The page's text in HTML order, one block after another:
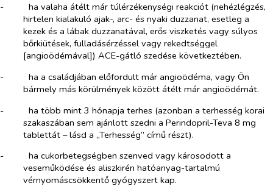
-​
ha valaha átélt már túlérzékenységi reakciót (nehézlégzés,
hirtelen kialakuló ajak-, arc- és nyaki duzzanat, esetleg a
kezek és a lábak duzzanatával, erős viszketés vagy súlyos
bőrkiütések, fulladásérzéssel vagy rekedtséggel
[angioödémával]) ACE-gátló szedése következtében.
-​
ha a családjában előfordult már angioödéma, vagy Ön
bármely más körülmények között átélt már angioödémát.
-​
ha több mint 3 hónapja terhes (azonban a terhesség korai
szakaszában sem ajánlott szedni a Perindopril-Teva 8 mg
tablettát – lásd a „Terhesség” című részt).
-​
ha cukorbetegségben szenved vagy károsodott a
veseműködése és aliszkirén hatóanyag-tartalmú
vérnyomáscsökkentő gyógyszert kap.